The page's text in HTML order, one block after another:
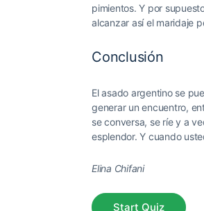
pimientos. Y por
alcanzar así el maridaje
Conclusión
El asado argentino se
generar un encuentro,
se conversa, se ríe y a
esplendor. Y cuando
Elina Chifani